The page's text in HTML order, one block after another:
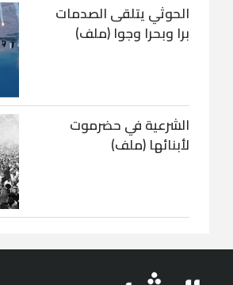
الحوثي يتلقى الصدمات
برا وبحرا وجوا (ملف)
الشرعية في حضرموت
لأبنائها (ملف)